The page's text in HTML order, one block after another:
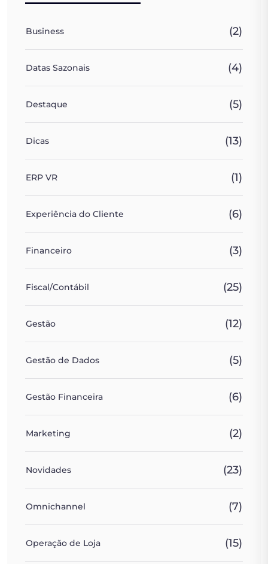
Business (2)
Datas Sazonais (4)
Destaque (5)
Dicas (13)
ERP VR (1)
Experiência do Cliente (6)
Financeiro (3)
Fiscal/Contábil (25)
Gestão (12)
Gestão de Dados (5)
Gestão Financeira (6)
Marketing (2)
Novidades (23)
Omnichannel (7)
Operação de Loja (15)